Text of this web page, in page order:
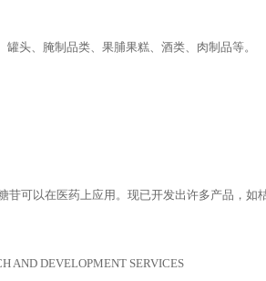
头、腌制品类、果脯果糕、酒类、肉制品等。
苷可以在医药上应用。现已开发出许多产品，
AND DE­VEL­OP­MENT SER­VICES